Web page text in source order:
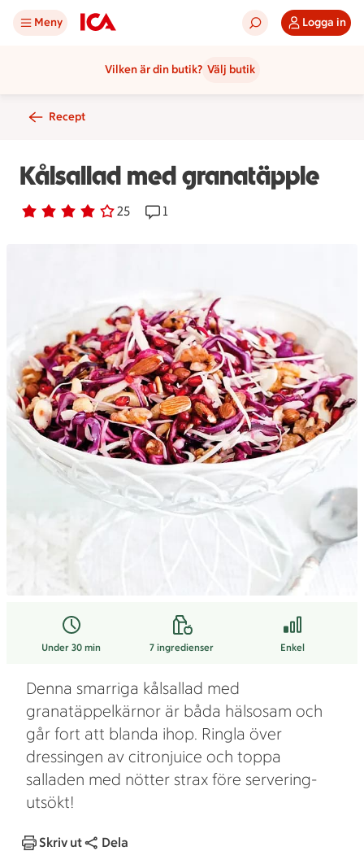
Meny Logga in
Vilken är din butik? Välj butik
Recept
Kålsallad med granatäpple
Betyg 4 av 5. 25
25 personer har röstatReceptet har 1 kommentarer
1
Under 30 min 7ingredienser Enkel
Denna smarriga kålsallad med
granatäppelkärnor är båda hälsosam och
går fort att blanda ihop. Ringla över
dressingen av citronjuice och toppa
salladen med nötter strax före servering-
utsökt!
Skriv ut Dela